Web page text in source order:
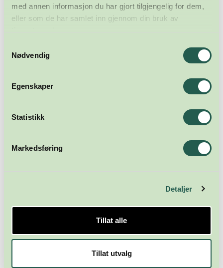
med annen informasjon du har gjort tilgjengelig for dem,
eller som de har samlet inn gjennom din bruk av
tjenestene deres.
Nødvendig
Egenskaper
Statistikk
Markedsføring
Detaljer
Tillat alle
Tillat utvalg